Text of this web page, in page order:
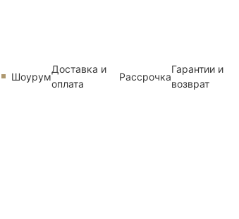
Шоурум
Доставка и
оплата
Рассрочка
Гарантии и
возврат